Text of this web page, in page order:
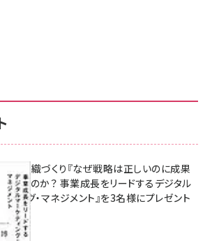
む組織づくり『なぜ戦略は正しいのに成果
ないのか？ 事業成長をリードするデジタル
ィング・マネジメント』を3名様にプレゼント